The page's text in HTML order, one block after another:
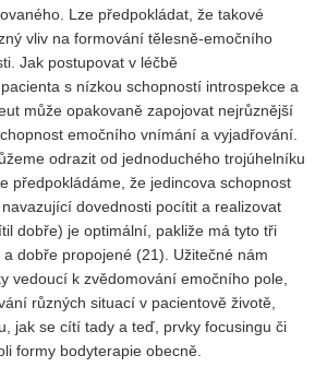
Lze předpokládat, že takové
vliv na formování tělesně-emočního
Jak postupovat v léčbě
s nízkou schopností introspekce a
může opakovaně zapojovat nejrůznější
emočního vnímání a vyjadřování.
odrazit od jednoduchého trojúhelníku
předpokládáme, že jedincova schopnost
dovednosti pocítit a realizovat
dobře) je optimální, pakliže má tyto tři
dobře propojené (21). Užitečné nám
vedoucí k zvědomování emočního pole,
různých situací v pacientově životě,
jak se cítí tady a teď, prvky focusingu či
formy bodyterapie obecně.